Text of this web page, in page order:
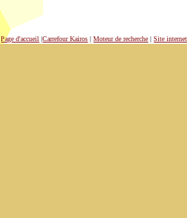
Page d'accueil |Carrefour Kairos |Moteur de recherche |Site